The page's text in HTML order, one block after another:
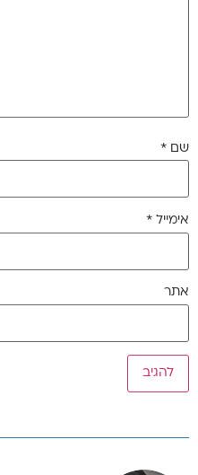
שם *
אימייל *
אתר